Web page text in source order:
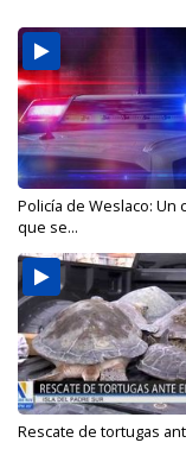
Policía de Weslaco: Un
que se...
Rescate de tortugas